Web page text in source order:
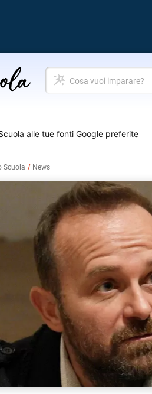
Cosa
vuoi
alle tue fonti Google preferite
Scuola News